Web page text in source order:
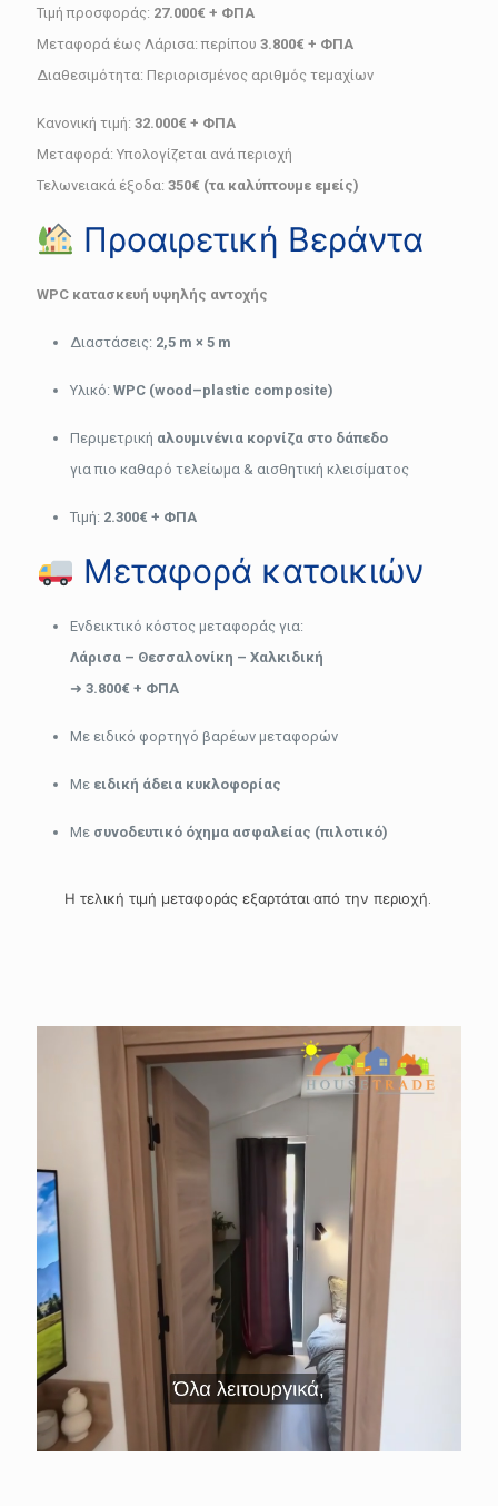
Τιμή προσφοράς: 27.000€ + ΦΠΑ
Μεταφορά έως Λάρισα: περίπου 3.800€ + ΦΠΑ
Διαθεσιμότητα: Περιορισμένος αριθμός τεμαχίων
Κανονική τιμή: 32.000€ + ΦΠΑ
Μεταφορά: Υπολογίζεται ανά περιοχή
Τελωνειακά έξοδα: 350€ (τα καλύπτουμε εμείς)
Προαιρετική Βεράντα
WPC κατασκευή υψηλής αντοχής
Διαστάσεις: 2,5 m × 5 m
Υλικό: WPC (wood–plastic composite)
Περιμετρική αλουμινένια κορνίζα στο δάπεδο
για πιο καθαρό τελείωμα & αισθητική κλεισίματος
Τιμή: 2.300€ + ΦΠΑ
Μεταφορά κατοικιών
Ενδεικτικό κόστος μεταφοράς για:
Λάρισα – Θεσσαλονίκη – Χαλκιδική
➜ 3.800€ + ΦΠΑ
Με ειδικό φορτηγό βαρέων μεταφορών
Με ειδική άδεια κυκλοφορίας
Με συνοδευτικό όχημα ασφαλείας (πιλοτικό)
Η τελική τιμή μεταφοράς εξαρτάται από την περιοχή.